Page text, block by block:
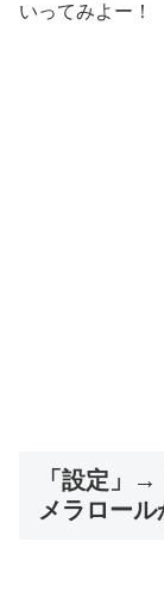
いってみよー！
「設定」
メラロー